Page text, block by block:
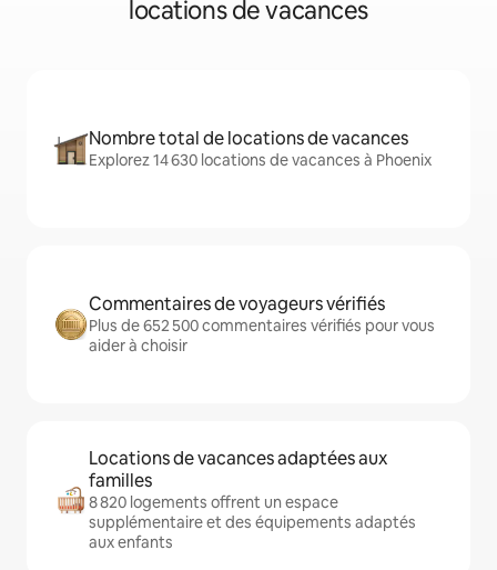
locations de vacances
Nombre total de locations de vacances
Explorez 14 630 locations de vacances à Phoenix
Commentaires de voyageurs vérifiés
Plus de 652 500 commentaires vérifiés pour vous
aider à choisir
Locations de vacances adaptées aux
familles
8 820 logements offrent un espace
supplémentaire et des équipements adaptés
aux enfants